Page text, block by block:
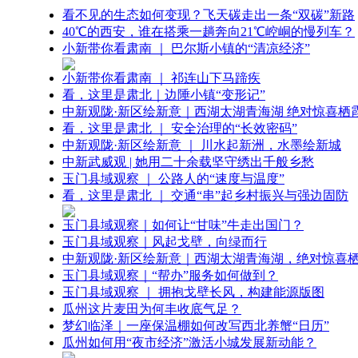
看不见的生态如何变现？飞天碳走出一条“双碳”新路
40℃的西安，谁在搭乘一趟奔向21℃崆峒的慢列车？
小新带你看肃南 ｜ 巴尔斯小镇的“清凉经济”
小新带你看肃南 ｜ 祁连山下马蹄疾
看，这里是肃北｜边陲小镇“变形记”
中新观陇·新区绘新意｜西湖太湖青海湖 绝对惊喜栖
看，这里是肃北 ｜ 安全治理的“长效密码”
中新观陇·新区绘新意 ｜ 川水起新洲，水墨绘新城
中新武威观 | 她用二十余载坚守绣出千般乡愁
玉门县域观察 ｜ 公路人的“速度与温度”
看，这里是肃北 ｜ 交通“串”起乡村振兴与强边固防
玉门县域观察｜如何让“甘味”牛走出国门？
玉门县域观察｜风起戈壁，向绿而行
中新观陇·新区绘新意｜西湖太湖青海湖，绝对惊喜
玉门县域观察｜“帮办”服务如何做到？
玉门县域观察 ｜ 拥抱戈壁长风，构建能源版图
瓜州这片麦田为何丰收底气足？
梦幻临泽｜一座保温棚如何改写西北养蟹“日历”
瓜州如何用“夜市经济”激活小城发展新动能？